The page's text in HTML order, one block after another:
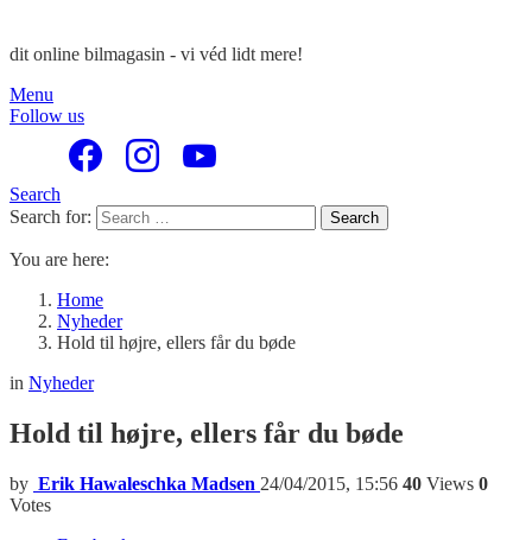
dit online bilmagasin - vi véd lidt mere!
Menu
Follow us
Search
Search for:
Search
You are here:
Home
Nyheder
Hold til højre, ellers får du bøde
in Nyheder
Hold til højre, ellers får du bøde
by Erik Hawaleschka Madsen 24/04/2015, 15:56 40 Views 0
Votes